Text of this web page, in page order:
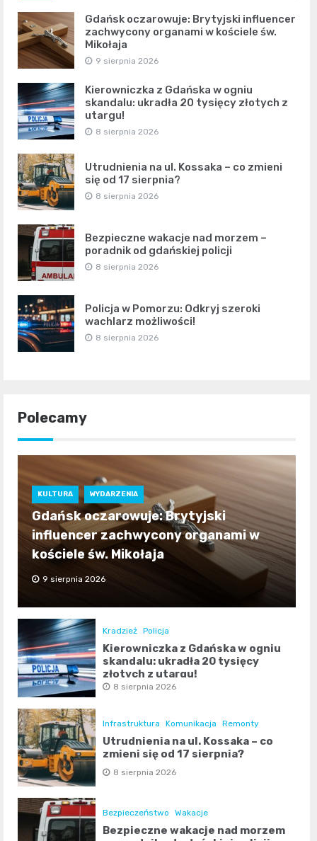
Gdańsk oczarowuje: Brytyjski influencer
zachwycony organami w kościele św.
Mikołaja
9 sierpnia 2026
Kierowniczka z Gdańska w ogniu
skandalu: ukradła 20 tysięcy złotych z
utargu!
8 sierpnia 2026
Utrudnienia na ul. Kossaka – co zmieni
się od 17 sierpnia?
8 sierpnia 2026
Bezpieczne wakacje nad morzem –
poradnik od gdańskiej policji
8 sierpnia 2026
Policja w Pomorzu: Odkryj szeroki
wachlarz możliwości!
8 sierpnia 2026
Polecamy
KULTURA WYDARZENIA
Gdańsk oczarowuje: Brytyjski
influencer zachwycony organami w
kościele św. Mikołaja
9 sierpnia 2026
Kradzież Policja
Kierowniczka z Gdańska w ogniu
skandalu: ukradła 20 tysięcy
złotych z utargu!
8 sierpnia 2026
Infrastruktura Komunikacja Remonty
Utrudnienia na ul. Kossaka – co
zmieni się od 17 sierpnia?
8 sierpnia 2026
Bezpieczeństwo Wakacje
Bezpieczne wakacje nad morzem